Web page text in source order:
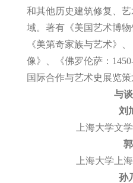
和其他历史建筑修复、
域。著有《美国艺术博物
《美第奇家族与艺术》
像》、《佛罗伦萨：
国际合作与艺术史展览策
与
刘
上海大学文
上海大学上
孙